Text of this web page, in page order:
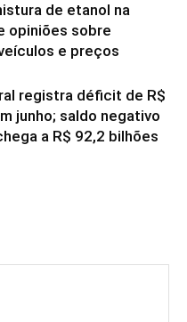
de etanol na
opiniões sobre
e preços
registra déficit de R$
junho; saldo negativo
a R$ 92,2 bilhões